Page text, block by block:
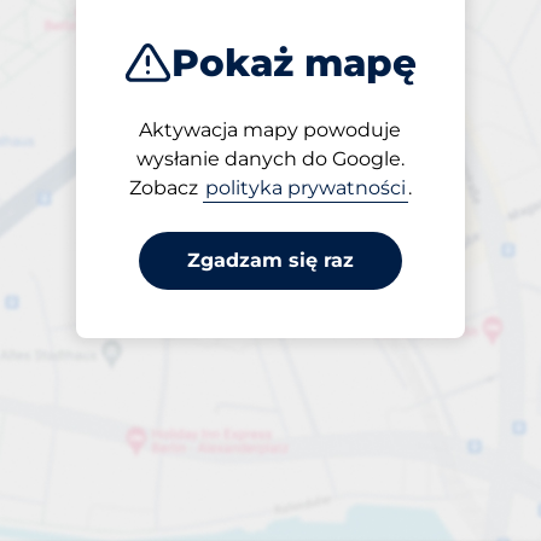
Pokaż mapę
Aktywacja mapy powoduje
wysłanie danych do Google.
Zobacz polityka prywatności .
Zgadzam się raz
Otwarte
24/7